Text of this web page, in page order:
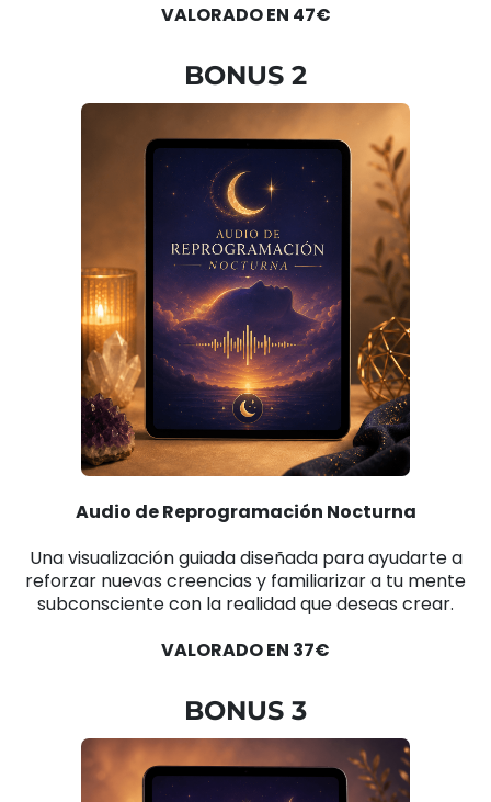
VALORADO EN 47€
BONUS 2
Audio de Reprogramación Nocturna
Una visualización guiada diseñada para ayudarte a
reforzar nuevas creencias y familiarizar a tu mente
subconsciente con la realidad que deseas crear.
VALORADO EN 37€
BONUS 3